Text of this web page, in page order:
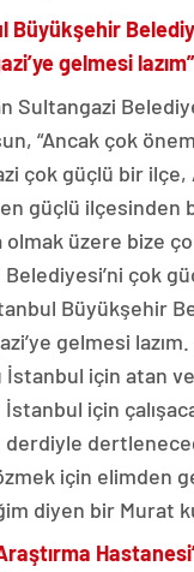
Büyükşehir
gelmesi lazım”
Sultangazi
“Ancak çok
çok güçlü bir ilçe,
güçlü ilçesinden
olmak üzere bize
çok
Büyükşehir
gelmesi lazım.
için atan
için
derdiyle
için elimden
diyen bir Murat